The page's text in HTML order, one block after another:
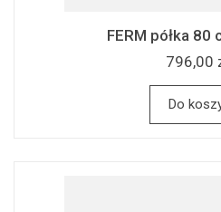
FERM półka 80
796,00
Do